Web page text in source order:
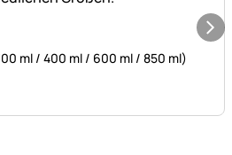
abgegeben
ml / 400 ml / 600 ml / 850 ml)